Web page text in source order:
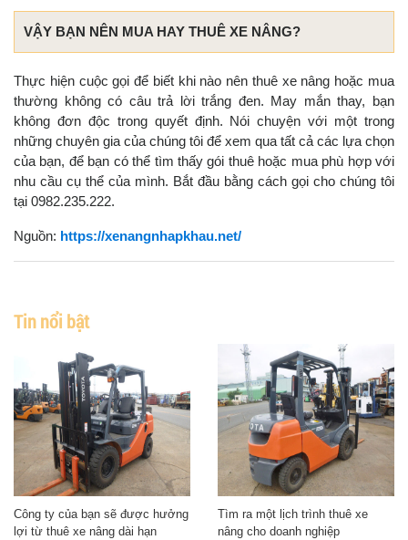
VẬY BẠN NÊN MUA HAY THUÊ XE NÂNG?
Thực hiện cuộc gọi để biết khi nào nên thuê xe nâng hoặc mua
thường không có câu trả lời trắng đen. May mắn thay, bạn
không đơn độc trong quyết định. Nói chuyện với một trong
những chuyên gia của chúng tôi để xem qua tất cả các lựa chọn
của bạn, để bạn có thể tìm thấy gói thuê hoặc mua phù hợp với
nhu cầu cụ thể của mình. Bắt đầu bằng cách gọi cho chúng tôi
tại 0982.235.222.
Nguồn: https://xenangnhapkhau.net/
Tin nổi bật
Công ty của bạn sẽ được hưởng
lợi từ thuê xe nâng dài hạn
Tìm ra một lịch trình thuê xe
nâng cho doanh nghiệp